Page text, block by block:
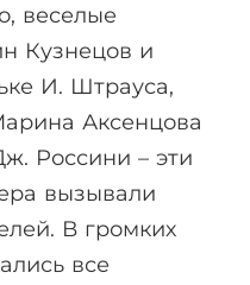
веселые
Кузнецов и
И. Штрауса,
Аксенцова
Россини – эти
вызывали
В громких
все